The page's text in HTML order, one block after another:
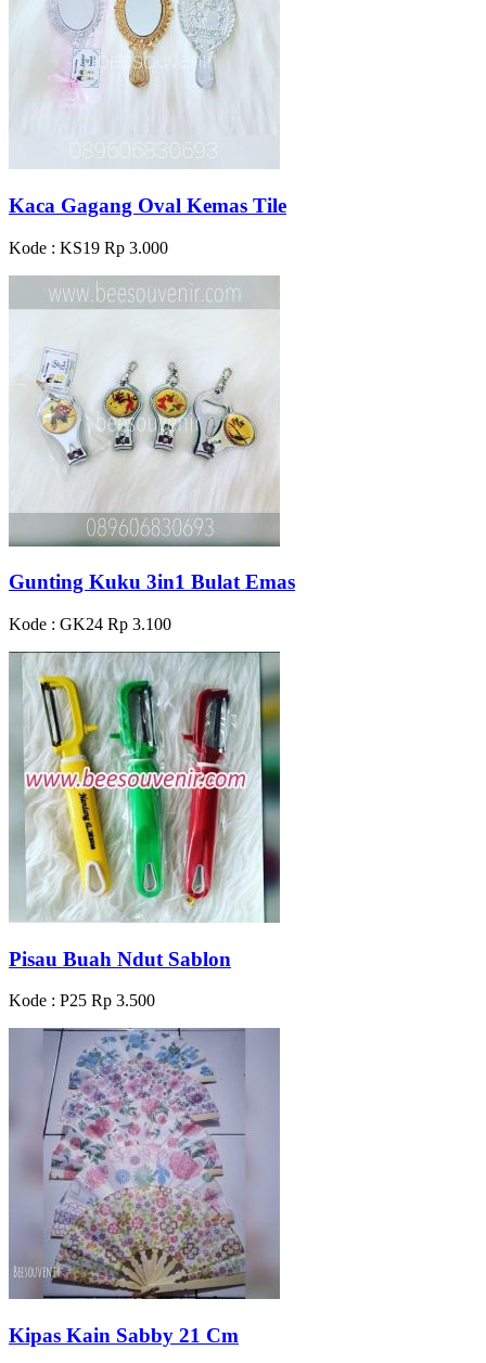
Kaca Gagang Oval Kemas Tile
Kode : KS19 Rp 3.000
Gunting Kuku 3in1 Bulat Emas
Kode : GK24 Rp 3.100
Pisau Buah Ndut Sablon
Kode : P25 Rp 3.500
Kipas Kain Sabby 21 Cm